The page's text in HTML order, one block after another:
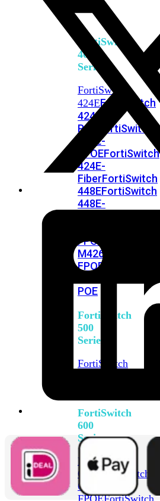
FortiSwitch
400
Series
FortiSwitch
424EFortiSwitch
424E-
POE
FortiSwitch
424E-
FPOEFortiSwitch
424E-
FiberFortiSwitch
448EFortiSwitch
448E-
FPOE
M426E-
FPOE
POE
FortiSwitch
500
Series
FortiSwitch
FortiSwitch
600
Series
FortiSwitch
624F FortiSwitch
624F-
FPOEFortiSwitch